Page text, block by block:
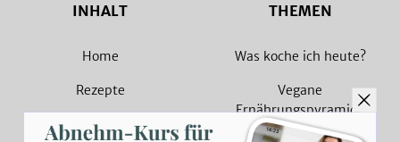
INHALT
Home
Rezepte
Magazin
THEMEN
Was koche ich heute?
Vegane
Ernährungspyramide